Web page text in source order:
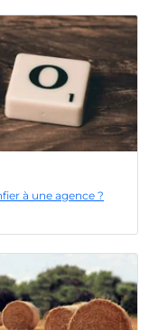
à une agence ?